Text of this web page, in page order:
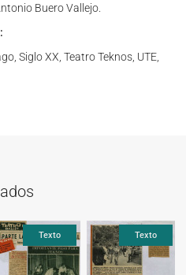
Buero Vallejo.
Siglo XX, Teatro Teknos, UTE,
Texto Texto